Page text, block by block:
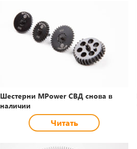
Шестерни MPower СВД снова в
наличии
Читать